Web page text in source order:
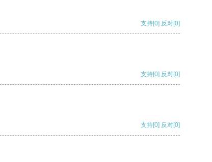
支持[0] 反对[0]
支持[0] 反对[0]
支持[0] 反对[0]